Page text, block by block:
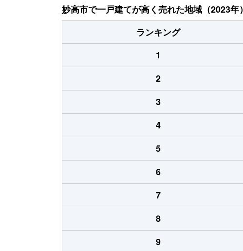
妙高市で一戸建てが高く売れた地域（2023年）
ランキング
1
2
3
4
5
6
7
8
9